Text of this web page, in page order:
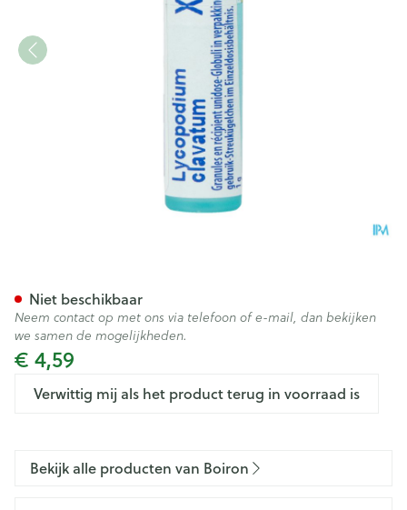
€ 4,59
Verwittig mij als het product terug in voorraad is
Niet beschikbaar
Neem contact op met ons via telefoon of e-mail, dan bekijken
we samen de mogelijkheden.
Bekijk alle producten van Boiron